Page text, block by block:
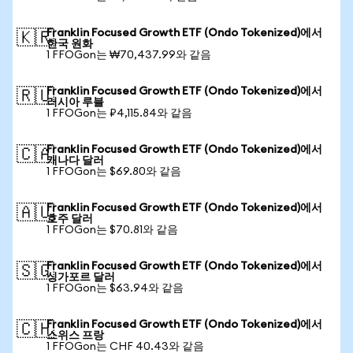
🇰🇷Franklin Focused Growth ETF (Ondo Tokenized)에서
한국 원화
1 FFOGon는 ₩70,437.99와 같음
🇷🇺Franklin Focused Growth ETF (Ondo Tokenized)에서
러시아 루블
1 FFOGon는 ₽4,115.84와 같음
🇨🇦Franklin Focused Growth ETF (Ondo Tokenized)에서
캐나다 달러
1 FFOGon는 $69.80와 같음
🇦🇺Franklin Focused Growth ETF (Ondo Tokenized)에서
호주 달러
1 FFOGon는 $70.81와 같음
🇸🇬Franklin Focused Growth ETF (Ondo Tokenized)에서
싱가포르 달러
1 FFOGon는 $63.94와 같음
🇨🇭Franklin Focused Growth ETF (Ondo Tokenized)에서
스위스 프랑
1 FFOGon는 CHF 40.43와 같음